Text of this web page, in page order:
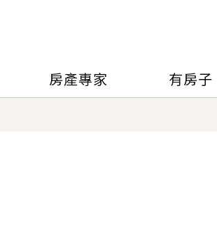
房產專家 有房子